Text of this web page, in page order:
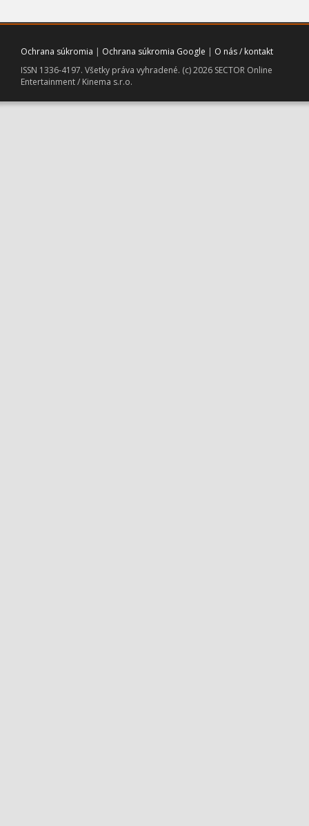
Ochrana súkromia | Ochrana súkromia Google | O nás / kontakt
ISSN 1336-4197. Všetky práva vyhradené. (c) 2026 SECTOR Online
Entertainment / Kinema s.r.o.